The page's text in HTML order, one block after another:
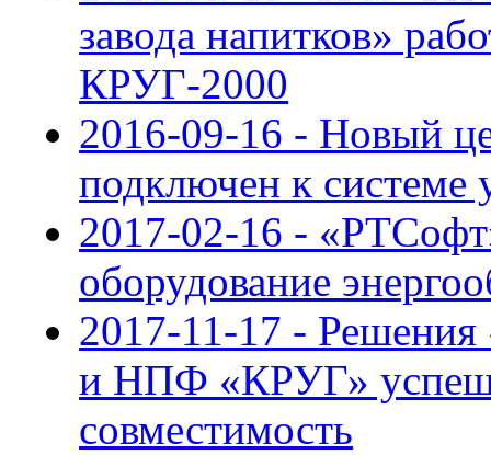
завода напитков»
КРУГ-2000
2016-09-16 - Новый
подключен к системе
2017-02-16 -
оборудование
2017-11-17 - Решения
и НПФ «КРУГ»
совместимость